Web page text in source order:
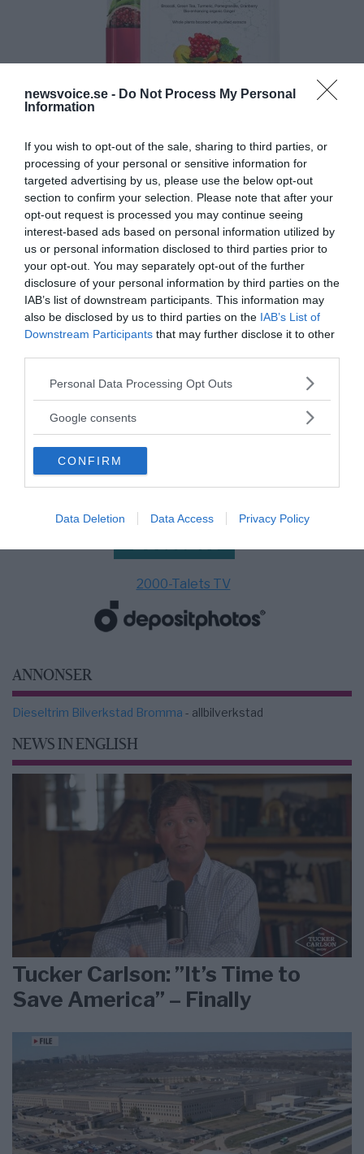
newsvoice.se - Do Not Process My Personal
Information
If you wish to opt-out of the sale, sharing to third parties, or
processing of your personal or sensitive information for
targeted advertising by us, please use the below opt-out
section to confirm your selection. Please note that after your
opt-out request is processed you may continue seeing
interest-based ads based on personal information utilized by
us or personal information disclosed to third parties prior to
your opt-out. You may separately opt-out of the further
disclosure of your personal information by third parties on the
IAB’s list of downstream participants. This information may
also be disclosed by us to third parties on the IAB’s List of
Downstream Participants that may further disclose it to other
Please note that this website/app uses one or more Google
not limited to your visit or usage behaviour. You may click to
use your data for below specified purposes in below Google
consent section.
Personal Data Processing Opt Outs
Google consents
CONFIRM
Data Deletion Data Access Privacy Policy
MEDIA PARTNERS
2000-Talets TV
ANNONSER
Dieseltrim Bilverkstad Bromma - allbilverkstad
NEWS IN ENGLISH
Tucker Carlson: ”It’s Time to
Save America” – Finally